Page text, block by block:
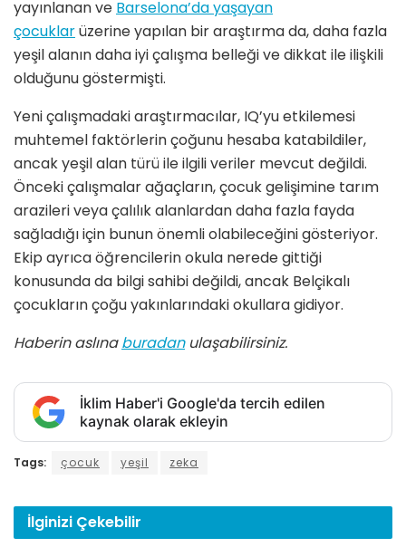
yayınlanan ve Barselona’da yaşayan
çocuklarüzerine yapılan bir araştırma da, daha fazla
yeşil alanın daha iyi çalışma belleği ve dikkat ile ilişkili
olduğunu göstermişti.
Yeni çalışmadaki araştırmacılar, IQ’yu etkilemesi
muhtemel faktörlerin çoğunu hesaba katabildiler,
ancak yeşil alan türü ile ilgili veriler mevcut değildi.
Önceki çalışmalar ağaçların, çocuk gelişimine tarım
arazileri veya çalılık alanlardan daha fazla fayda
sağladığı için bunun önemli olabileceğini gösteriyor.
Ekip ayrıca öğrencilerin okula nerede gittiği
konusunda da bilgi sahibi değildi, ancak Belçikalı
çocukların çoğu yakınlarındaki okullara gidiyor.
Haberin aslınaburadanulaşabilirsiniz.
İklim Haber'i Google'da tercih edilen
kaynak olarak ekleyin
Tags: çocuk yeşil zeka
İlginizi Çekebilir